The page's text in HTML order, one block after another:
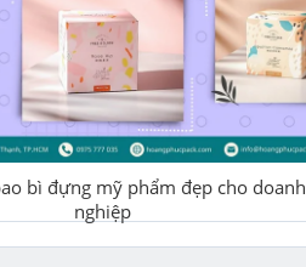
bì đựng mỹ phẩm đẹp cho doanh
nghiệp